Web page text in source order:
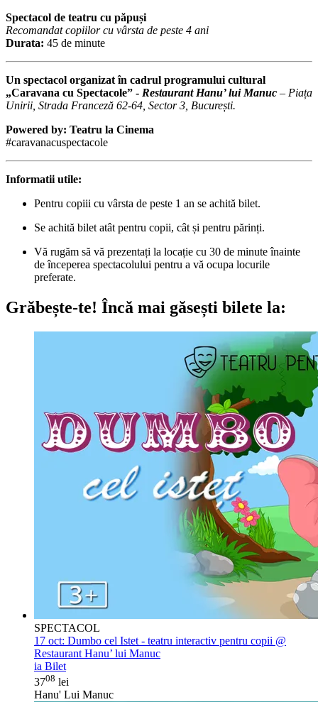
Spectacol de teatru cu păpuși
Recomandat copiilor cu vârsta de peste 4 ani
Durata: 45 de minute
Un spectacol organizat în cadrul programului cultural
„Caravana cu Spectacole” - Restaurant Hanu’ lui Manuc – Piața
Unirii, Strada Franceză 62-64, Sector 3, București.
Powered by: Teatru la Cinema
#caravanacuspectacole
Informatii utile:
Pentru copiii cu vârsta de peste 1 an se achită bilet.
Se achită bilet atât pentru copii, cât și pentru părinți.
Vă rugăm să vă prezentați la locație cu 30 de minute înainte
de începerea spectacolului pentru a vă ocupa locurile
preferate.
Grăbește-te! Încă mai găsești bilete la:
SPECTACOL
17 oct: Dumbo cel Istet - teatru interactiv pentru copii @
Restaurant Hanu’ lui Manuc
ia Bilet
3708 lei
Hanu' Lui Manuc